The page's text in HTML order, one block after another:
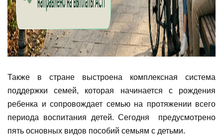
Также в стране выстроена комплексная система
поддержки семей, которая начинается с рождения
ребенка и сопровождает семью на протяжении всего
периода воспитания детей. Сегодня предусмотрено
пять основных видов пособий семьям с детьми.